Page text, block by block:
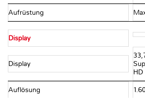
Aufrüstung
Display
Display
HD
Auflösung